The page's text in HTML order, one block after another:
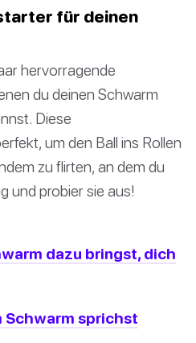
für deinen
hervorragende
du deinen Schwarm
Diese
um den Ball ins Rollen
zu flirten, an dem du
und probier sie aus!
dazu bringst, dich
Schwarm sprichst